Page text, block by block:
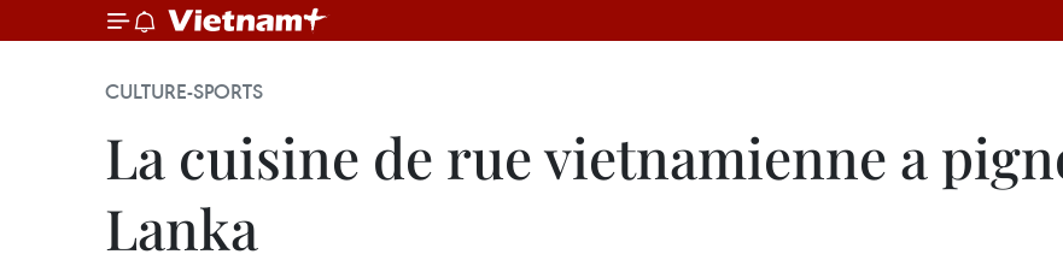
CULTURE-SPORTS
La cuisine de rue vietnamienne a
Lanka